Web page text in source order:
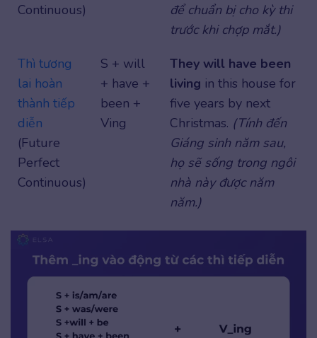
Continuous)
để chuẩn bị cho kỳ thi
trước khi chợp mắt.)
Thì tương
lai hoàn
thành tiếp
diễn
(Future
Perfect
Continuous)
S + will
+ have +
been +
Ving
They will have been
living in this house for
five years by next
Christmas. (Tính đến
Giáng sinh năm sau,
họ sẽ sống trong ngôi
nhà này được năm
năm.)